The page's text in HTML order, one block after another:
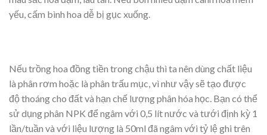
yếu, cấm bình hoa dễ bị gục xuống.
Nếu trồng hoa đồng tiền trong chậu thì ta nên dùng chất liệu
là phân rơm hoặc là phân trấu mục, vì như vậy sẽ tạo được
độ thoáng cho đất và hạn chế lượng phân hóa học. Bạn có thể
sử dụng phân NPK để ngâm với 0,5 lít nước và tưới định kỳ 1
lần/tuần và với liệu lượng là 50ml đã ngâm với tỷ lệ ghi trên